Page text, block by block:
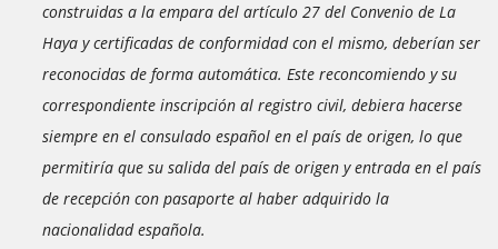
construidas a la empara del artículo 27 del Convenio de La
Haya y certificadas de conformidad con el mismo, deberían ser
reconocidas de forma automática. Este reconcomiendo y su
correspondiente inscripción al registro civil, debiera hacerse
siempre en el consulado español en el país de origen, lo que
permitiría que su salida del país de origen y entrada en el país
de recepción con pasaporte al haber adquirido la
nacionalidad española.